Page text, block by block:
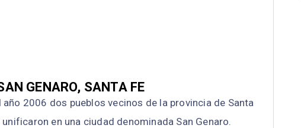
GENARO, SANTA FE
2006 dos pueblos vecinos de la provincia de Santa
en una ciudad denominada San Genaro.